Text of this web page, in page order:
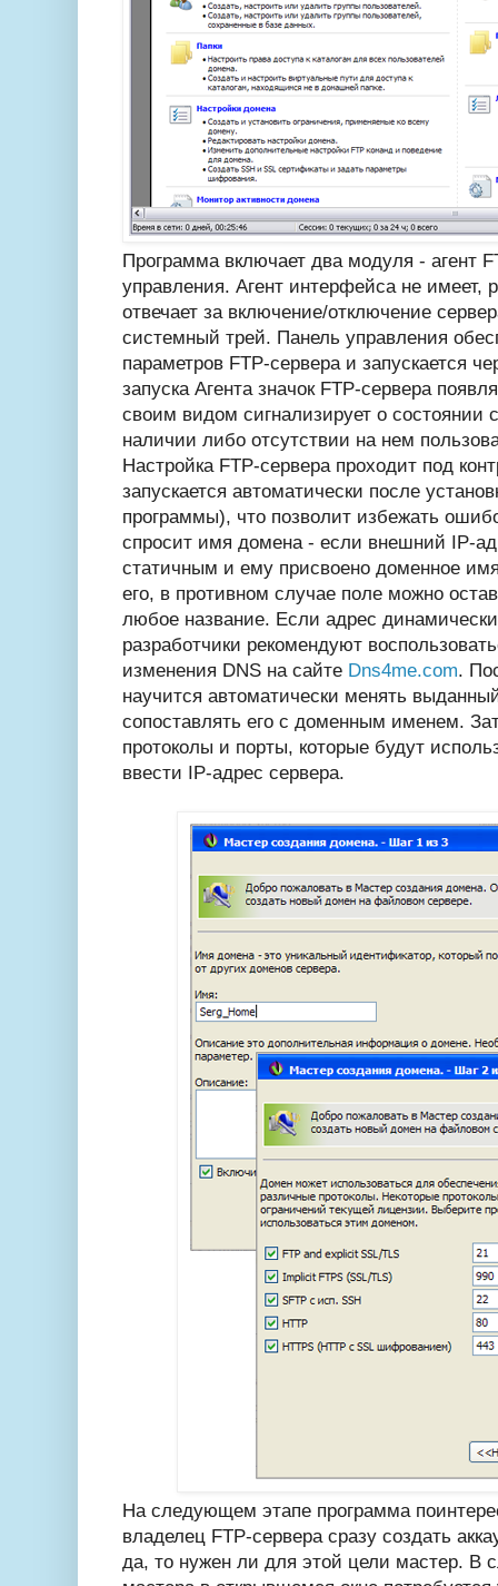
Программа включает два модуля - агент
управления. Агент интерфейса не имеет,
отвечает за включение/отключение
системный трей. Панель управления
параметров FTP-сервера и запускается
запуска Агента значок FTP-сервера
своим видом сигнализирует о состоянии
наличии либо отсутствии на нем
Настройка FTP-сервера проходит под
запускается автоматически после
программы), что позволит избежать
спросит имя домена - если внешний IP-
статичным и ему присвоено доменное
его, в противном случае поле можно
любое название. Если адрес
разработчики рекомендуют
изменения DNS на сайте Dns4me.com.
научится автоматически менять
сопоставлять его с доменным именем.
протоколы и порты, которые будут
ввести IP-адрес сервера.
На следующем этапе программа
владелец FTP-сервера сразу создать
да, то нужен ли для этой цели мастер. В